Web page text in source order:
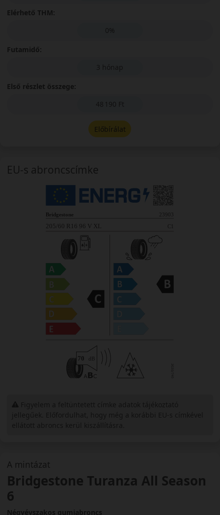
A mintázat
Bridgestone Turanza All Season
6
Négyévszakos gumiabroncs
Elérhető THM:
0%
Futamidő:
3 hónap
Első részlet összege:
48 190 Ft
Előbírálat
EU-s abroncscímke